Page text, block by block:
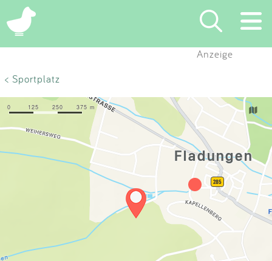
×
Eintragen
Partner
Anzeige
< Sportplatz